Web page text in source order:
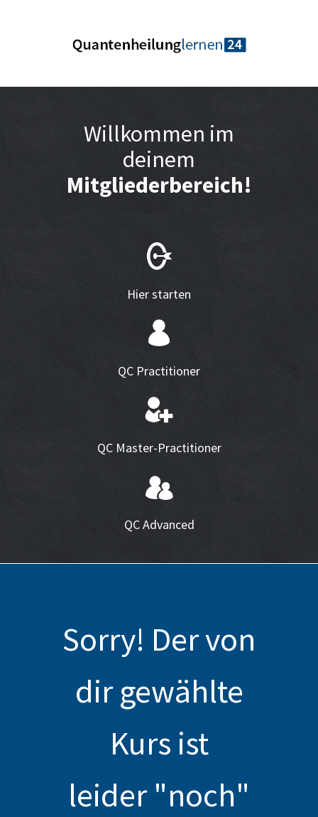
Willkommen im
deinem
Mitgliederbereich!
Hier starten
QC Practitioner
QC Master-Practitioner
QC Advanced
Sorry! Der von
dir gewählte
Kurs ist
leider "noch"